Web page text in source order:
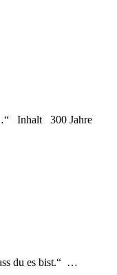
Inhalt 300 Jahre
du es bist.“ …